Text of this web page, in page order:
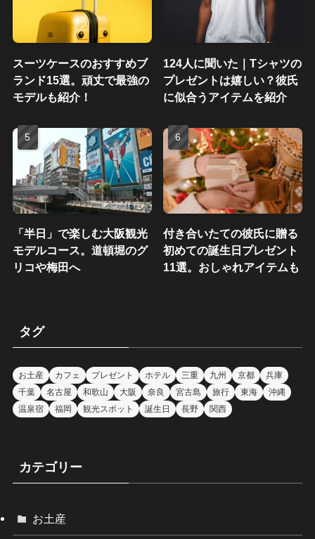
スーツケースのおすすめブ
ランド15選。頑丈で最強の
モデルも紹介！
124人に聞いた｜Tシャツの
プレゼントは嬉しい？彼氏
に似合うアイテムを紹介
「半日」で楽しむ大阪観光
モデルコース。道頓堀のグ
リコや梅田へ
付き合いたての彼氏に贈る
初めての誕生日プレゼント
11選。おしゃれアイテムも
タグ
お土産 カフェ プレゼント ホテル 三重 九州 京都
兵庫
千葉
名古屋 和歌山 大阪 奈良 宮古島 旅行 東海
沖縄
温泉宿
福岡 観光スポット 誕生日 長野 関西
カテゴリー
お土産